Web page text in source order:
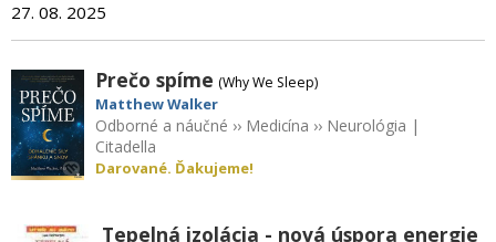
27. 08. 2025
Prečo spíme (Why We Sleep)
Matthew Walker
Odborné a náučné ›› Medicína ›› Neurológia |
Citadella
Darované. Ďakujeme!
Tepelná izolácia - nová úspora energie